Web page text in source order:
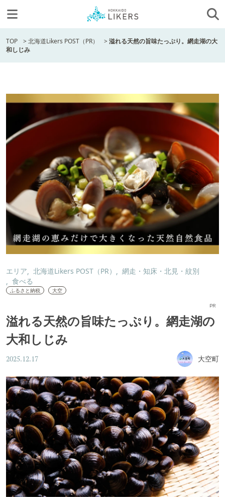
TOP >北海道Likers POST（PR） >溢れる天然の旨味たっぷり。網走湖の大
和しじみ
エリア 北海道Likers POST（PR）
網走・知床・北見・紋別
食べる
ふるさと納税 大空
PR
溢れる天然の旨味たっぷり。網走湖の
大和しじみ
2025.12.17 大空町